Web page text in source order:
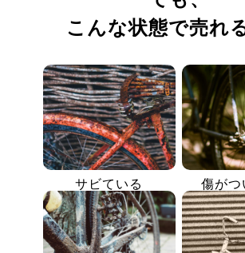
こんな状態で売れ
サビている 傷がつ